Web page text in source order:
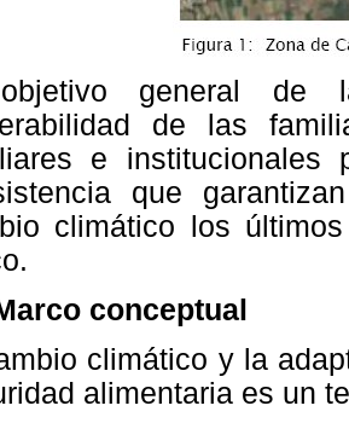
general de
de las
e institucionales
que
climático los
conceptual
climático y la
alimentaria es un